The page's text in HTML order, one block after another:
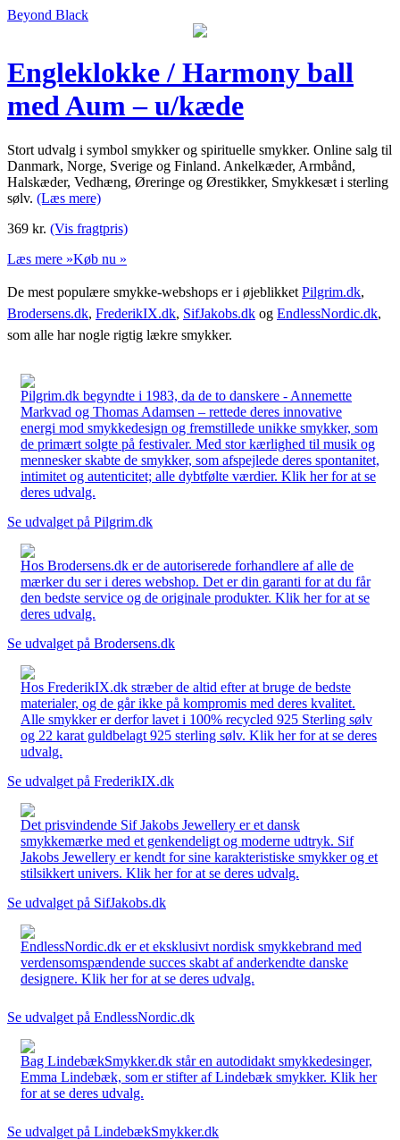
Beyond Black
Engleklokke / Harmony ball
med Aum – u/kæde
Stort udvalg i symbol smykker og spirituelle smykker. Online salg til
Danmark, Norge, Sverige og Finland. Ankelkæder, Armbånd,
Halskæder, Vedhæng, Øreringe og Ørestikker, Smykkesæt i sterling
sølv. (Læs mere)
369 kr. (Vis fragtpris)
Læs mere »Køb nu »
De mest populære smykke-webshops er i øjeblikket Pilgrim.dk,
Brodersens.dk, FrederikIX.dk, SifJakobs.dk og EndlessNordic.dk,
som alle har nogle rigtig lækre smykker.
Pilgrim.dk begyndte i 1983, da de to danskere - Annemette
Markvad og Thomas Adamsen – rettede deres innovative
energi mod smykkedesign og fremstillede unikke smykker, som
de primært solgte på festivaler. Med stor kærlighed til musik og
mennesker skabte de smykker, som afspejlede deres spontanitet,
intimitet og autenticitet; alle dybtfølte værdier. Klik her for at se
deres udvalg.
Se udvalget på Pilgrim.dk
Hos Brodersens.dk er de autoriserede forhandlere af alle de
mærker du ser i deres webshop. Det er din garanti for at du får
den bedste service og de originale produkter. Klik her for at se
deres udvalg.
Se udvalget på Brodersens.dk
Hos FrederikIX.dk stræber de altid efter at bruge de bedste
materialer, og de går ikke på kompromis med deres kvalitet.
Alle smykker er derfor lavet i 100% recycled 925 Sterling sølv
og 22 karat guldbelagt 925 sterling sølv. Klik her for at se deres
udvalg.
Se udvalget på FrederikIX.dk
Det prisvindende Sif Jakobs Jewellery er et dansk
smykkemærke med et genkendeligt og moderne udtryk. Sif
Jakobs Jewellery er kendt for sine karakteristiske smykker og et
stilsikkert univers. Klik her for at se deres udvalg.
Se udvalget på SifJakobs.dk
EndlessNordic.dk er et eksklusivt nordisk smykkebrand med
verdensomspændende succes skabt af anderkendte danske
designere. Klik her for at se deres udvalg.
Se udvalget på EndlessNordic.dk
Bag LindebækSmykker.dk står en autodidakt smykkedesinger,
Emma Lindebæk, som er stifter af Lindebæk smykker. Klik her
for at se deres udvalg.
Se udvalget på LindebækSmykker.dk